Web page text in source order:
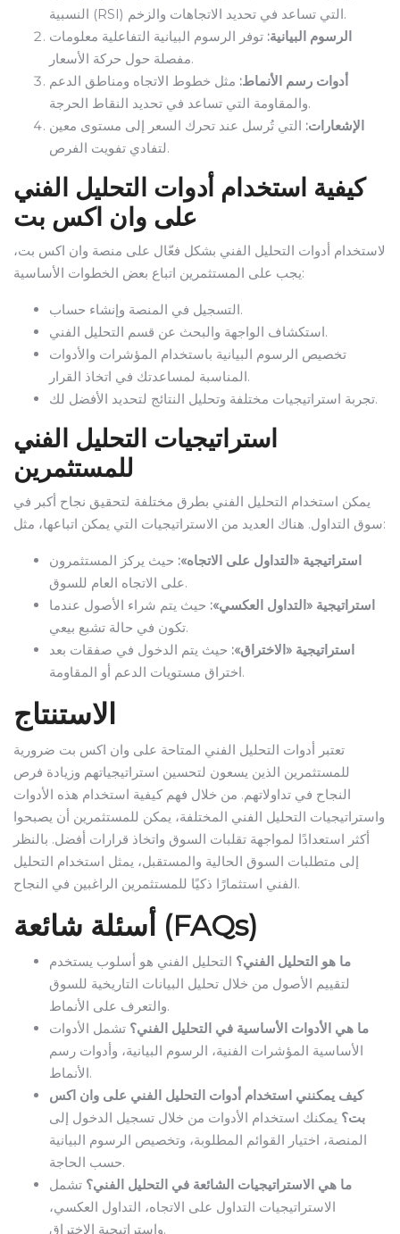
النسبية (RSI) التي تساعد في تحديد الاتجاهات والزخم.
الرسوم البيانية: توفر الرسوم البيانية التفاعلية معلومات
مفصلة حول حركة الأسعار.
أدوات رسم الأنماط: مثل خطوط الاتجاه ومناطق الدعم
والمقاومة التي تساعد في تحديد النقاط الحرجة.
الإشعارات: التي تُرسل عند تحرك السعر إلى مستوى معين
لتفادي تفويت الفرص.
كيفية استخدام أدوات التحليل الفني
على وان اكس بت
لاستخدام أدوات التحليل الفني بشكل فعّال على منصة وان اكس بت،
يجب على المستثمرين اتباع بعض الخطوات الأساسية:
التسجيل في المنصة وإنشاء حساب.
استكشاف الواجهة والبحث عن قسم التحليل الفني.
تخصيص الرسوم البيانية باستخدام المؤشرات والأدوات
المناسبة لمساعدتك في اتخاذ القرار.
تجربة استراتيجيات مختلفة وتحليل النتائج لتحديد الأفضل لك.
استراتيجيات التحليل الفني
للمستثمرين
يمكن استخدام التحليل الفني بطرق مختلفة لتحقيق نجاح أكبر في
سوق التداول. هناك العديد من الاستراتيجيات التي يمكن اتباعها، مثل:
استراتيجية «التداول على الاتجاه»: حيث يركز المستثمرون
على الاتجاه العام للسوق.
استراتيجية «التداول العكسي»: حيث يتم شراء الأصول عندما
تكون في حالة تشبع بيعي.
استراتيجية «الاختراق»: حيث يتم الدخول في صفقات بعد
اختراق مستويات الدعم أو المقاومة.
الاستنتاج
تعتبر أدوات التحليل الفني المتاحة على وان اكس بت ضرورية
للمستثمرين الذين يسعون لتحسين استراتيجياتهم وزيادة فرص
النجاح في تداولاتهم. من خلال فهم كيفية استخدام هذه الأدوات
واستراتيجيات التحليل الفني المختلفة، يمكن للمستثمرين أن يصبحوا
أكثر استعدادًا لمواجهة تقلبات السوق واتخاذ قرارات أفضل. بالنظر
إلى متطلبات السوق الحالية والمستقبل، يمثل استخدام التحليل
الفني استثمارًا ذكيًا للمستثمرين الراغبين في النجاح.
أسئلة شائعة (FAQs)
ما هو التحليل الفني؟ التحليل الفني هو أسلوب يستخدم
لتقييم الأصول من خلال تحليل البيانات التاريخية للسوق
والتعرف على الأنماط.
ما هي الأدوات الأساسية في التحليل الفني؟ تشمل الأدوات
الأساسية المؤشرات الفنية، الرسوم البيانية، وأدوات رسم
الأنماط.
كيف يمكنني استخدام أدوات التحليل الفني على وان اكس
بت؟ يمكنك استخدام الأدوات من خلال تسجيل الدخول إلى
المنصة، اختيار القوائم المطلوبة، وتخصيص الرسوم البيانية
حسب الحاجة.
ما هي الاستراتيجيات الشائعة في التحليل الفني؟ تشمل
الاستراتيجيات التداول على الاتجاه، التداول العكسي،
واستراتيجية الاختراق.